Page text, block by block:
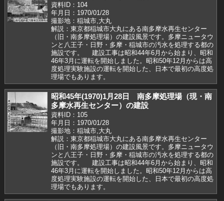
資料ID：104
年月日：1970/01/28
撮影地：稲城市,大丸
解説：東京都稲城市大丸にある南多摩水再生センター
（旧・南多摩処理場）の建設風景です。多摩ニュータウ
ンと八王子・日野・多摩・稲城市の汚水を処理する都の
施設です。 建設工事は昭和44年6月から始まり、昭和
46年3月に運転を開始しました。昭和50年12月からは高
度処理実験施設の運転を開始した、日本で最初の高度処
理場でもあります。
昭和45年(1970)1月28日 南多摩処理場（現・南
多摩水再生センター）の建設
資料ID：105
年月日：1970/01/28
撮影地：稲城市,大丸
解説：東京都稲城市大丸にある南多摩水再生センター
（旧・南多摩処理場）の建設風景です。多摩ニュータウ
ンと八王子・日野・多摩・稲城市の汚水を処理する都の
施設です。 建設工事は昭和44年6月から始まり、昭和
46年3月に運転を開始しました。昭和50年12月からは高
度処理実験施設の運転を開始した、日本で最初の高度処
理場でもあります。